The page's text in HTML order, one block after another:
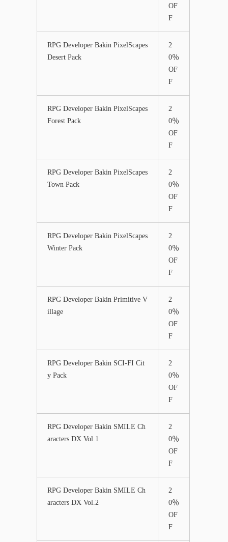
OF
F
RPG Developer Bakin PixelScapes
Desert Pack
2
0％
OF
F
RPG Developer Bakin PixelScapes
Forest Pack
2
0％
OF
F
RPG Developer Bakin PixelScapes
Town Pack
2
0％
OF
F
RPG Developer Bakin PixelScapes
Winter Pack
2
0％
OF
F
RPG Developer Bakin Primitive V
illage
2
0％
OF
F
RPG Developer Bakin SCI-FI Cit
y Pack
2
0％
OF
F
RPG Developer Bakin SMILE Ch
aracters DX Vol.1
2
0％
OF
F
RPG Developer Bakin SMILE Ch
aracters DX Vol.2
2
0％
OF
F